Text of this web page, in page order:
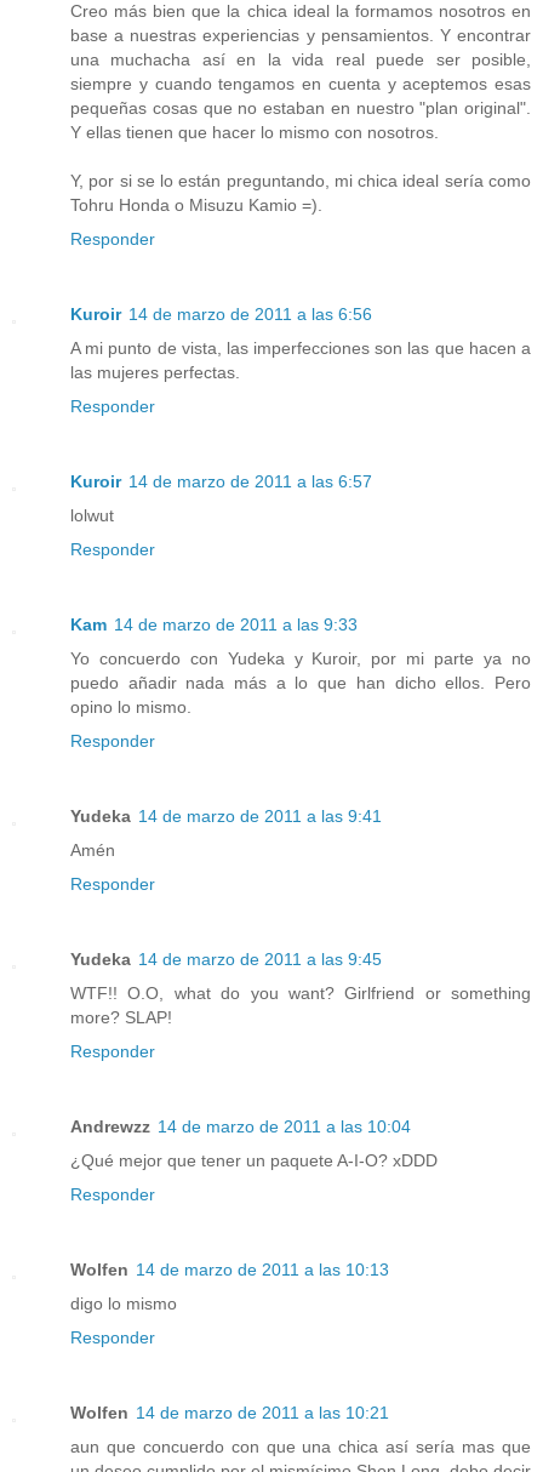
Creo más bien que la chica ideal la formamos nosotros en
base a nuestras experiencias y pensamientos. Y encontrar
una muchacha así en la vida real puede ser posible,
siempre y cuando tengamos en cuenta y aceptemos esas
pequeñas cosas que no estaban en nuestro "plan original".
Y ellas tienen que hacer lo mismo con nosotros.
Y, por si se lo están preguntando, mi chica ideal sería como
Tohru Honda o Misuzu Kamio =).
Responder
Kuroir 14 de marzo de 2011 a las 6:56
A mi punto de vista, las imperfecciones son las que hacen a
las mujeres perfectas.
Responder
Kuroir 14 de marzo de 2011 a las 6:57
lolwut
Responder
Kam 14 de marzo de 2011 a las 9:33
Yo concuerdo con Yudeka y Kuroir, por mi parte ya no
puedo añadir nada más a lo que han dicho ellos. Pero
opino lo mismo.
Responder
Yudeka 14 de marzo de 2011 a las 9:41
Amén
Responder
Yudeka 14 de marzo de 2011 a las 9:45
WTF!! O.O, what do you want? Girlfriend or something
more? SLAP!
Responder
Andrewzz 14 de marzo de 2011 a las 10:04
¿Qué mejor que tener un paquete A-I-O? xDDD
Responder
Wolfen 14 de marzo de 2011 a las 10:13
digo lo mismo
Responder
Wolfen 14 de marzo de 2011 a las 10:21
aun que concuerdo con que una chica así sería mas que